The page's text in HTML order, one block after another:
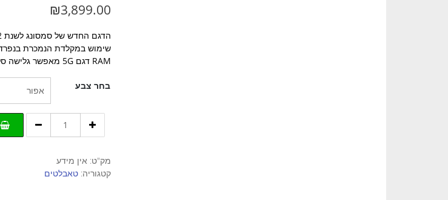
₪3,899.00
RAM דגם 5G מאפשר גלישה סלולארית עם סים בכל הרשתות.
בחר צבע
Galaxy
Tab
מק"ט: אין מידע
קטגוריה: טאבלטים